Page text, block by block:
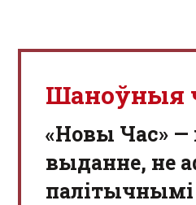
Шаноўныя
«Новы Час» —
выданне, не
палітычнымі